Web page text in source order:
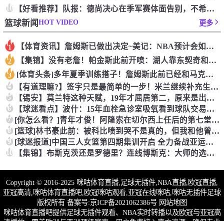
10 【好看推荐】队报：德尚决心在季军赛体面告别，不希望以两连败收
篮球新闻HOT VIDEO 更多
1 【体育资讯】詹姆斯已做出决定~美记：NBA预计会如期公布新赛
2 【集锦】没有老詹！帕金斯此前开喷：湖人靠东契奇和里夫斯没人会
3 [体育头条]多年夏季训练搭子！詹姆斯此前已经和马克西一同训练
4 【有道理嘛?】签字只是最简单的一步！米兰继续补充生力军！
5 【锡安】莫兰特这种天赋，19年才屈居第二，原来是出了锡安这个
6 【球迷看点】波什：15年血栓急诊室吸氧看到球队交易，我仍想复
7 [你怎么看？]青年才俊！阿隆索在切尔西上任后的第七堂训练课！
8 [篮球]林书豪此前：被科比喷到哭不是真的，但我和他曾五个月没
9 [球迷报道]中国三人女篮第四期集训开启 全力备战亚运会&奥运
10 【集锦】布斯克茨还是罗德里？连线博斯克：大师的选择会是谁？
Copyright © 2016-2025 咪咕体育直播,足球无插件,NBA直播,欧冠直播,
亚冠高清,咪咕体育直播吧,欧冠咪咕观看,亚冠在线咪咕,咪咕无插件足球
版权所有 备案号:京ICP备2021062386号 网站地图
咪咕体育直播吧提供足球无插件观看、NBA实时转播以及欧冠与亚冠高